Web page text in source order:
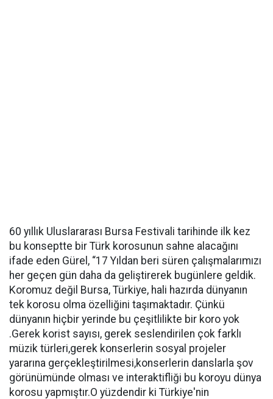
60 yıllık Uluslararası Bursa Festivali tarihinde ilk kez
bu konseptte bir Türk korosunun sahne alacağını
ifade eden Gürel, “17 Yıldan beri süren çalışmalarımızı
her geçen gün daha da geliştirerek bugünlere geldik.
Koromuz değil Bursa, Türkiye, hali hazırda dünyanın
tek korosu olma özelliğini taşımaktadır. Çünkü
dünyanın hiçbir yerinde bu çeşitlilikte bir koro yok
.Gerek korist sayısı, gerek seslendirilen çok farklı
müzik türleri,gerek konserlerin sosyal projeler
yararına gerçekleştirilmesi,konserlerin danslarla şov
görünümünde olması ve interaktifliği bu koroyu dünya
korosu yapmıştır.O yüzdendir ki Türkiye'nin